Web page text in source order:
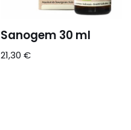
Sanogem 30 ml
21,30€